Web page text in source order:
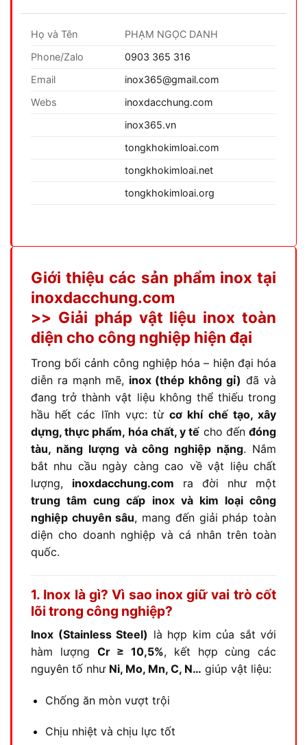
Họ và Tên
PHẠM NGỌC DANH
Phone/Zalo
0903 365 316
Email
inox365@gmail.com
Webs
inoxdacchung.com
inox365.vn
tongkhokimloai.com
tongkhokimloai.net
tongkhokimloai.org
Giới thiệu các sản phẩm inox tại
inoxdacchung.com
>> Giải pháp vật liệu inox toàn
diện cho công nghiệp hiện đại
Trong bối cảnh công nghiệp hóa – hiện đại hóa
diễn ra mạnh mẽ, inox (thép không gỉ) đã và
đang trở thành vật liệu không thể thiếu trong
hầu hết các lĩnh vực: từcơ khí chế tạo, xây
dựng, thực phẩm, hóa chất, y tế cho đếnđóng
tàu, năng lượng và công nghiệp nặng. Nắm
bắt nhu cầu ngày càng cao về vật liệu chất
lượng, inoxdacchung.com ra đời như một
trung tâm cung cấp inox và kim loại công
nghiệp chuyên sâu, mang đến giải pháp toàn
diện cho doanh nghiệp và cá nhân trên toàn
quốc.
1. Inox là gì? Vì sao inox giữ vai trò cốt
lõi trong công nghiệp?
Inox (Stainless Steel) là hợp kim của sắt với
hàm lượng Cr ≥ 10,5%, kết hợp cùng các
nguyên tố như Ni, Mo, Mn, C, N… giúp vật liệu:
Chống ăn mòn vượt trội
Chịu nhiệt và chịu lực tốt